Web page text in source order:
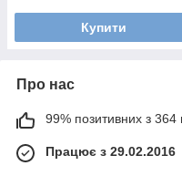
Купити
Про нас
99% позитивних з 364
Працює з 29.02.2016